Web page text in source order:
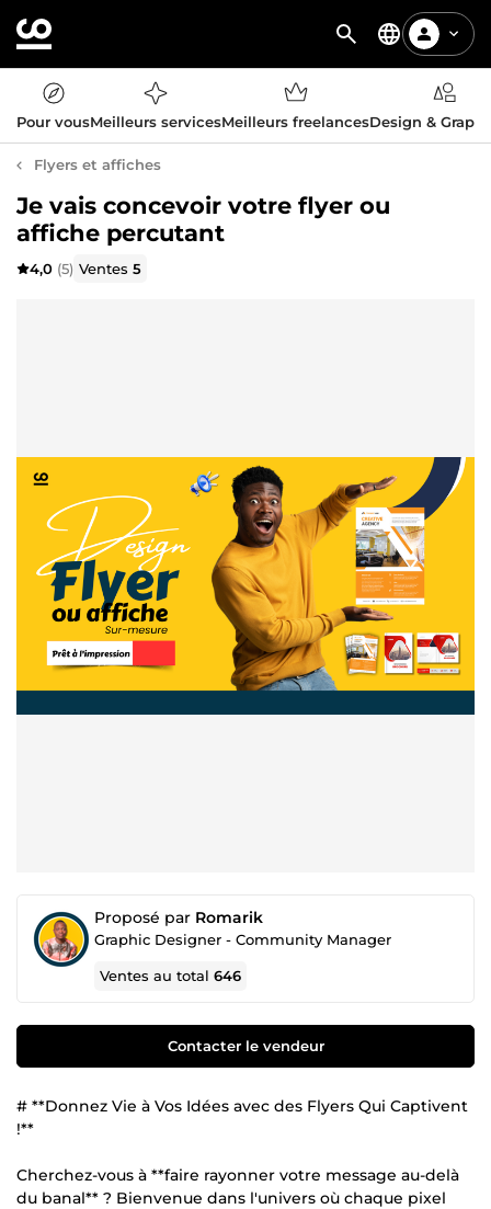
Pour vousMeilleurs servicesMeilleurs freelancesDesign &
Flyers et affiches
Je vais concevoir votre flyer ou
affiche percutant
4,0 (5) Ventes5
Proposé par Romarik
Graphic Designer - Community Manager
Ventes au total646
Contacter le vendeur
# **Donnez Vie à Vos Idées avec des Flyers Qui Captivent
!**
Cherchez-vous à **faire rayonner votre message au-delà
du banal** ? Bienvenue dans l'univers où chaque pixel